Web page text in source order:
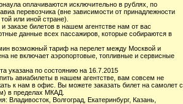
оплачиваются исключительно в рублях, по
перевозчика (вне зависимости от принадлежности
или иной стране).
заказе билетов в нашем агентстве нам от вас
данные всех пассажиров, которые собираются в
возможный тариф на перелет между Москвой и
не включает аэропортовые, топливные и сервисные
указана по состоянию на 16.7.2015
авиабилеты в нашем агентстве, вам совсем не
к нам в офис. Вы можете заказать билет на самолет с
в пределах МКАД.
Владивосток, Волгоград, Екатеринбург, Казань,